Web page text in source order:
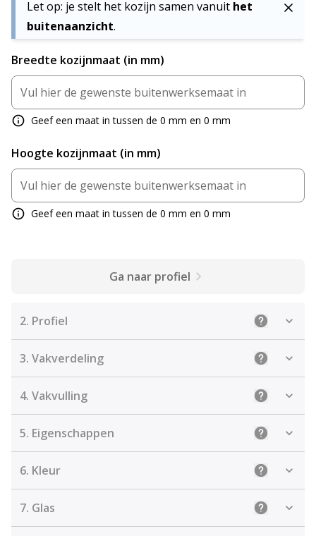
Let op: je stelt het kozijn samen vanuit het
buitenaanzicht.
Breedte kozijnmaat (in mm)
Geef een maat in tussen de 0 mm en 0 mm
Hoogte kozijnmaat (in mm)
Geef een maat in tussen de 0 mm en 0 mm
Ga naar profiel
2. Profiel Uitleg:
3. Vakverdeling Uitleg:
4. Vakvulling Uitleg: De
5. Eigenschappen Uitleg:
6. Kleur Uitleg:
7. Glas Uitleg: